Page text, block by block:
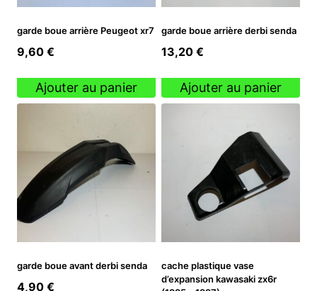
garde boue arrière Peugeot xr7
9,60 €
Ajouter au panier
garde boue arrière derbi senda
13,20 €
Ajouter au panier
garde boue avant derbi senda
4,90 €
cache plastique vase
d’expansion kawasaki zx6r